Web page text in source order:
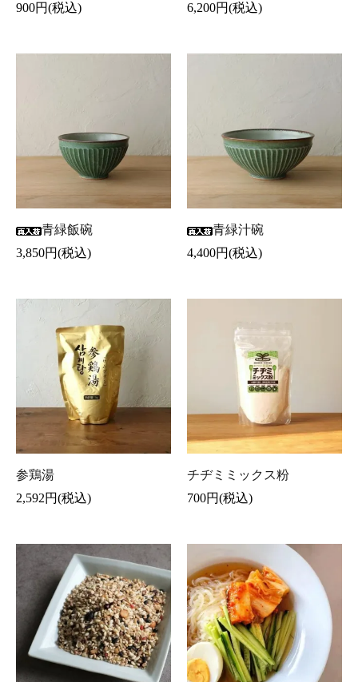
900円(税込)
6,200円(税込)
青緑飯碗
3,850円(税込)
青緑汁碗
4,400円(税込)
参鶏湯
2,592円(税込)
チヂミミックス粉
700円(税込)